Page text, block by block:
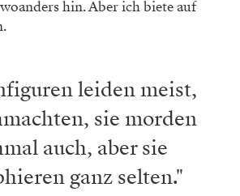
hin. Aber ich biete auf
leiden meist,
sie morden
auch, aber sie
ganz selten."